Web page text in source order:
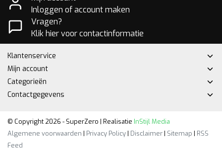
Inloggen of account maken
Vragen?
Klik hier voor contactinformatie
Klantenservice
Mijn account
Categorieën
Contactgegevens
© Copyright 2026 - SuperZero | Realisatie InStijl Media
Algemene voorwaarden | Privacy Policy| Disclaimer| Sitemap | RSS
Feed